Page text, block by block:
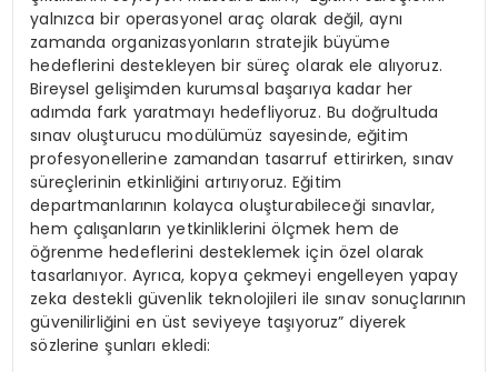
yalnızca bir operasyonel araç olarak değil, aynı
zamanda organizasyonların stratejik büyüme
hedeflerini destekleyen bir süreç olarak ele alıyoruz.
Bireysel gelişimden kurumsal başarıya kadar her
adımda fark yaratmayı hedefliyoruz. Bu doğrultuda
sınav oluşturucu modülümüz sayesinde, eğitim
profesyonellerine zamandan tasarruf ettirirken, sınav
süreçlerinin etkinliğini artırıyoruz. Eğitim
departmanlarının kolayca oluşturabileceği sınavlar,
hem çalışanların yetkinliklerini ölçmek hem de
öğrenme hedeflerini desteklemek için özel olarak
tasarlanıyor. Ayrıca, kopya çekmeyi engelleyen yapay
zeka destekli güvenlik teknolojileri ile sınav sonuçlarının
güvenilirliğini en üst seviyeye taşıyoruz” diyerek
sözlerine şunları ekledi: